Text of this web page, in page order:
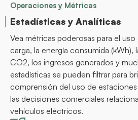
Operaciones y Métricas
Estadísticas y Analíticas
Vea métricas poderosas para el
carga, la energía consumida (kWh),
CO2, los ingresos generados y
estadísticas se pueden filtrar para
comprensión del uso de
las decisiones comerciales
vehículos eléctricos.